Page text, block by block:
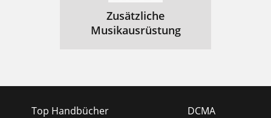
Zusätzliche
Musikausrüstung
Top Handbücher
DCMA